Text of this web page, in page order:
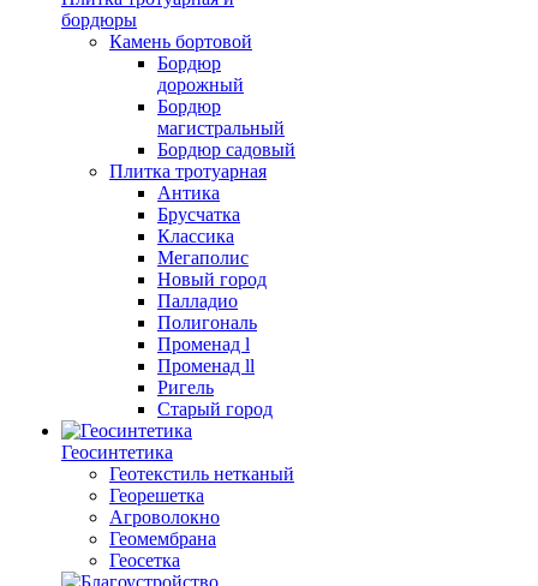
бордюры
Камень бортовой
Бордюр
дорожный
Бордюр
магистральный
Бордюр садовый
Плитка тротуарная
Антика
Брусчатка
Классика
Мегаполис
Новый город
Палладио
Полигональ
Променад l
Променад ll
Ригель
Старый город
Геосинтетика
Геотекстиль нетканый
Георешетка
Агроволокно
Геомембрана
Геосетка